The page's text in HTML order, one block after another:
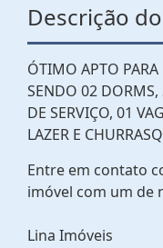
Descrição do
ÓTIMO APTO
SENDO 02 DORMS,
DE SERVIÇO, 01
LAZER E
Entre em contato
imóvel com um de
Lina Imóveis